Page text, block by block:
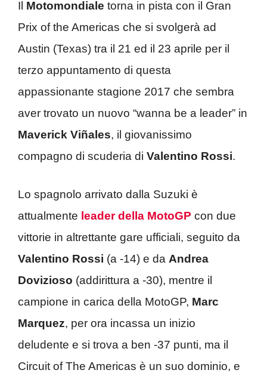
Il Motomondiale torna in pista con il Gran
Prix of the Americas che si svolgerà ad
Austin (Texas) tra il 21 ed il 23 aprile per il
terzo appuntamento di questa
appassionante stagione 2017 che sembra
aver trovato un nuovo “wanna be a leader” in
Maverick Viñales, il giovanissimo
compagno di scuderia di Valentino Rossi.
Lo spagnolo arrivato dalla Suzuki è
attualmente leader della MotoGP con due
vittorie in altrettante gare ufficiali, seguito da
Valentino Rossi (a -14) e da Andrea
Dovizioso (addirittura a -30), mentre il
campione in carica della MotoGP, Marc
Marquez, per ora incassa un inizio
deludente e si trova a ben -37 punti, ma il
Circuit of The Americas è un suo dominio, e